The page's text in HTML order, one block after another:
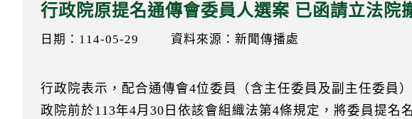
行政院原提名通傳會委員人選案 已函請立法院
日期：114-05-29 資料來源：新聞傳播處
行政院表示，配合通傳會4位委員（含主任委員及副主任委員
政院前於113年4月30日依該會組織法第4條規定，將委員提名